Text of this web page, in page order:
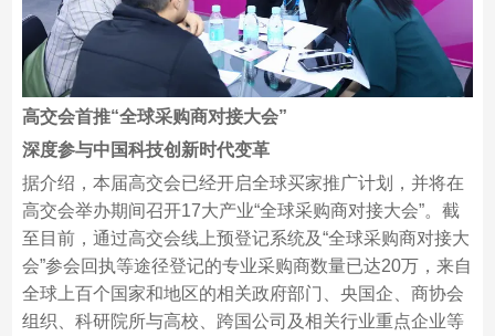
高交会首推“全球采购商对接大会”
深度参与中国科技创新时代变革
据介绍，本届高交会已经开启全球买家推广计划，并将在
高交会举办期间召开17大产业“全球采购商对接大会”。截
至目前，通过高交会线上预登记系统及“全球采购商对接大
会”参会回执等途径登记的专业采购商数量已达20万，来自
全球上百个国家和地区的相关政府部门、央国企、商协会
组织、科研院所与高校、跨国公司及相关行业重点企业等